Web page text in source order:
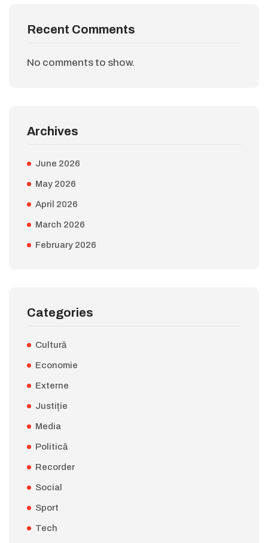
Recent Comments
No comments to show.
Archives
June 2026
May 2026
April 2026
March 2026
February 2026
Categories
Cultură
Economie
Externe
Justiție
Media
Politică
Recorder
Social
Sport
Tech